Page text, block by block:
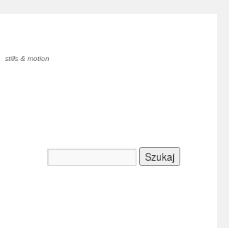
stills & motion